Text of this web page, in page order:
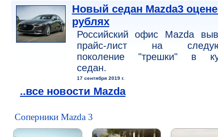
Новый седан Mazda3
рублях
Российский офис Mazda
прайс-лист на
поколение "трешки" в
седан.
17 сентября 2019 г.
..все новости Mazda
Соперники Mazda 3